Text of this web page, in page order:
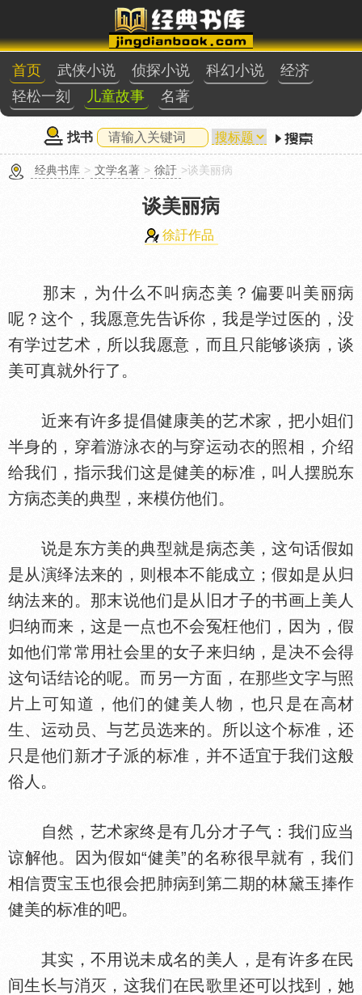
首页 武侠小说 侦探小说 科幻小说
经济
轻松一刻
儿童故事 名著
找书
经典书库 > 文学名著 > 徐訏 >谈美丽病
谈美丽病
徐訏作品
那末，为什么不叫病态美？偏要叫美丽病
呢？这个，我愿意先告诉你，我是学过医的，没
有学过艺术，所以我愿意，而且只能够谈病，谈
美可真就外行了。
近来有许多提倡健康美的艺术家，把小
们
半身的，穿着游泳
的与穿运动
的照相，介绍
给我们，指示我们这是健美的标准，叫人摆
东
方病态美的典型，来模仿他们。
说是东方美的典型就是病态美，这句话假如
是从演绎法来的，则根本不能成立；假如是从归
纳法来的。那末说他们是从旧才子的书画上美人
归纳而来，这是一点也不会冤枉他们，因为，假
如他们常常用社会里的女子来归纳，是决不会得
这句话结论的呢。而另一方面，在那些文字与照
片上可知道，他们的健美人物，也只是在高材
生、运动员、与艺员选来的。所以这个标准，还
只是他们新才子派的标准，并不适宜于我们这般
俗人。
自然，艺术家终是有几分才子气：我们应当
谅解他。因为假如“健美”的名称很早就有，我们
相信贾宝玉也很会把肺病到第二期的林黛玉捧作
健美的标准的吧。
其实，不用说未成名的美人，是有许多在民
间生长与消灭，这我们在民歌里还可以找到，她